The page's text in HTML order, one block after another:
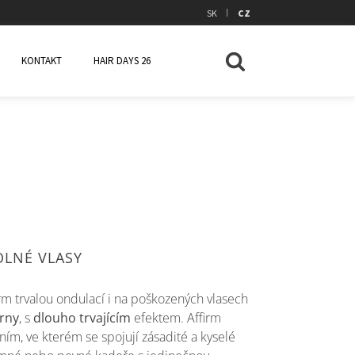
SK | CZ
KONTAKT HAIR DAYS 26
VLASY
trvalou ondulací i na poškozených vlasech
, s dlouho trvajícím efektem. Affirm
ve kterém se spojují zásadité a kyselé